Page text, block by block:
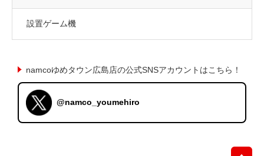
設置ゲーム機
namcoゆめタウン広島店の公式SNSアカウントはこちら！
@namco_youmehiro